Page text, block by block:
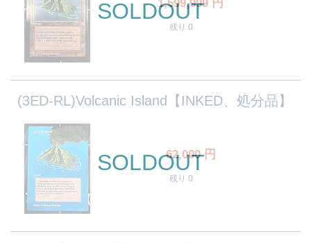
1,599,999 円
残り 0
SOLDOUT
(3ED-RL)Volcanic Island【INKED、処分品】
62,000円
残り 0
SOLDOUT